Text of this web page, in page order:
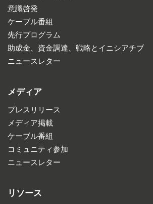
意識啓発
ケーブル番組
先行プログラム
助成金、資金調達、戦略とイニシアチブ
ニュースレター
メディア
プレスリリース
メディア掲載
ケーブル番組
コミュニティ参加
ニュースレター
リソース